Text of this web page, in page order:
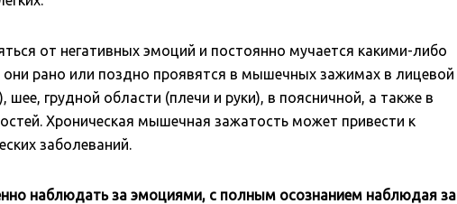
от негативных эмоций и постоянно мучается какими-либо
рано или поздно проявятся в мышечных зажимах в лицевой
шее, грудной области (плечи и руки), в поясничной, а также в
Хроническая мышечная зажатость может привести к
заболеваний.
наблюдать за эмоциями, с полным осознанием наблюдая за